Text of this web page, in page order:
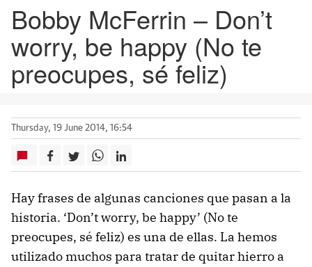
Bobby McFerrin – Don’t
worry, be happy (No te
preocupes, sé feliz)
Thursday, 19 June 2014, 16:54
Hay frases de algunas canciones que pasan a la
historia. ‘Don’t worry, be happy’ (No te
preocupes, sé feliz) es una de ellas. La hemos
utilizado muchos para tratar de quitar hierro a